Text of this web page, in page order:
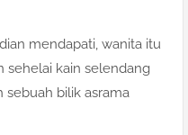
mendapati, wanita itu
sehelai kain selendang
sebuah bilik asrama